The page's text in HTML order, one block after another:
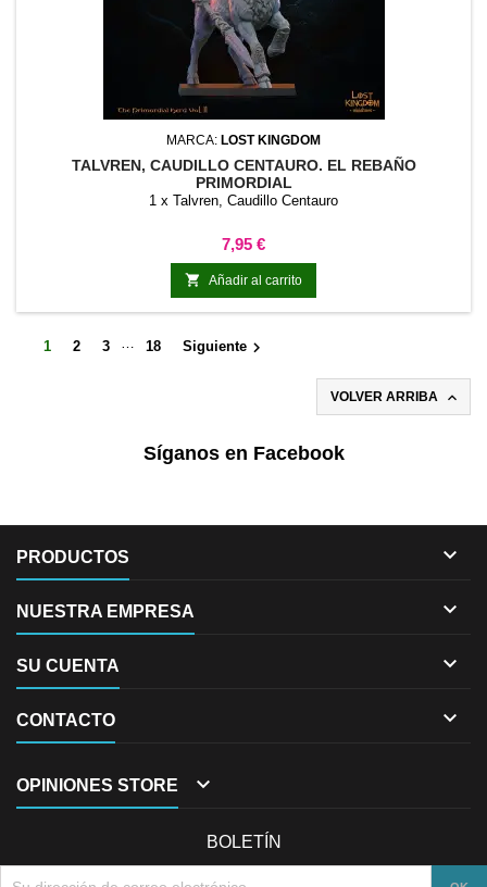
MARCA: LOST KINGDOM
TALVREN, CAUDILLO CENTAURO. EL REBAÑO
PRIMORDIAL
1 x Talvren, Caudillo Centauro
Precio
7,95 €
 Añadir al carrito
1 2 3 … 18 Siguiente 
VOLVER ARRIBA 
Síganos en Facebook
PRODUCTOS 
NUESTRA EMPRESA 
SU CUENTA 
CONTACTO 
OPINIONES STORE 
BOLETÍN